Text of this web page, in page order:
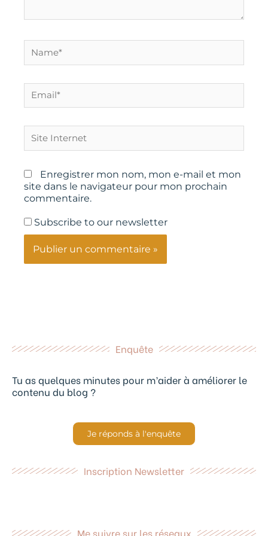
Internet
Enregistrer mon nom, mon e-mail et mon
site dans le navigateur pour mon prochain
commentaire.
Subscribe to our newsletter
Enquête
Tu as quelques minutes pour m’aider à améliorer le
contenu du blog ?
Je réponds à l'enquête
Inscription Newsletter
Me suivre sur les réseaux